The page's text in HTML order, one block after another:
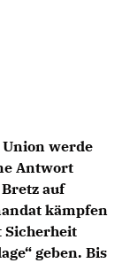
Landtag
Union werde
Antwort
Bretz auf
kämpfen
Sicherheit
geben. Bis